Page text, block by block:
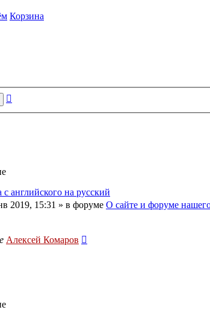
Корзина
английского на русский
2019, 15:31 » в форуме О сайте и форуме
Алексей Комаров